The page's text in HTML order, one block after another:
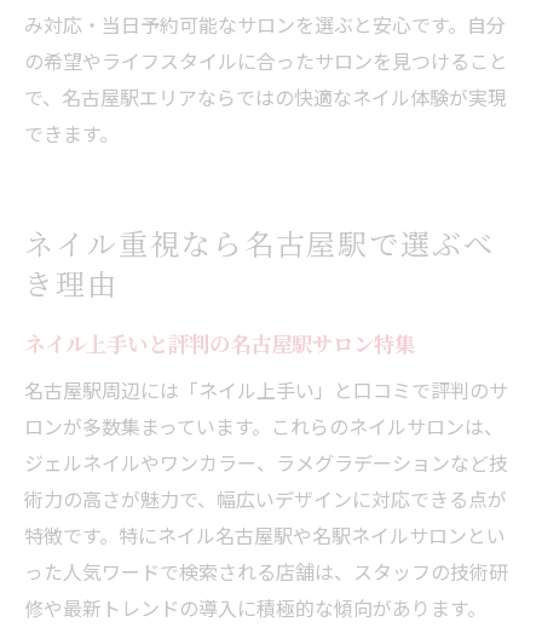
み対応・当日予約可能なサロンを選ぶと安心です。自分
の希望やライフスタイルに合ったサロンを見つけること
で、名古屋駅エリアならではの快適なネイル体験が実現
できます。
ネイル重視なら名古屋駅で選ぶべ
き理由
ネイル上手いと評判の名古屋駅サロン特集
名古屋駅周辺には「ネイル上手い」と口コミで評判のサ
ロンが多数集まっています。これらのネイルサロンは、
ジェルネイルやワンカラー、ラメグラデーションなど技
術力の高さが魅力で、幅広いデザインに対応できる点が
特徴です。特にネイル名古屋駅や名駅ネイルサロンとい
った人気ワードで検索される店舗は、スタッフの技術研
修や最新トレンドの導入に積極的な傾向があります。